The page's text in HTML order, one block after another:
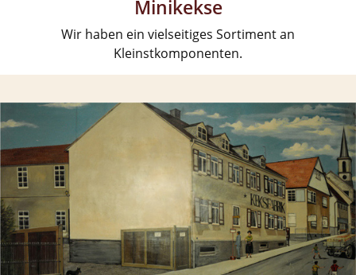
Minikekse
Wir haben ein vielseitiges Sortiment an
Kleinstkomponenten.